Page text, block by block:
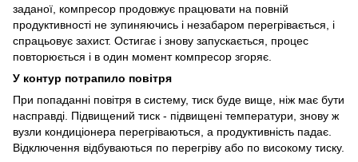
заданої, компресор продовжує працювати на повній
продуктивності не зупиняючись і незабаром перегрівається, і
спрацьовує захист. Остигає і знову запускається, процес
повторюється і в один момент компресор згоряє.
У контур потрапило повітря
При попаданні повітря в систему, тиск буде вище, ніж має бути
насправді. Підвищений тиск - підвищені температури, знову ж
вузли кондиціонера перегріваються, а продуктивність падає.
Відключення відбуваються по перегріву або по високому тиску.